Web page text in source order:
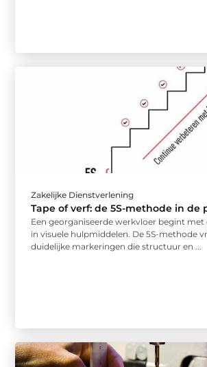
Zakelijke Dienstverlening
Tape of verf: de 5S-methode in de
Een georganiseerde werkvloer begint met
in visuele hulpmiddelen. De 5S-methode
duidelijke markeringen die structuur en ...